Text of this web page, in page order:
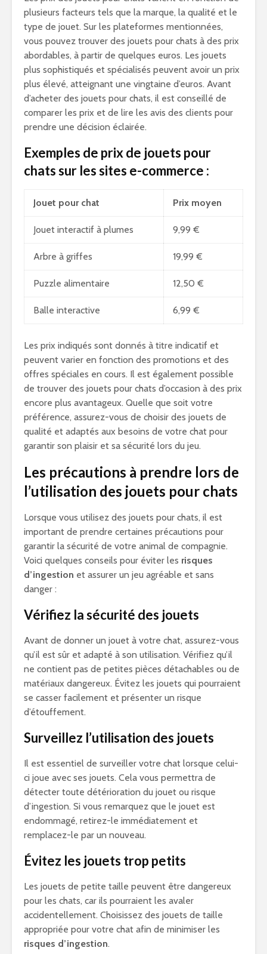
plusieurs facteurs tels que la marque, la qualité et le
type de jouet. Sur les plateformes mentionnées,
vous pouvez trouver des jouets pour chats à des prix
abordables, à partir de quelques euros. Les jouets
plus sophistiqués et spécialisés peuvent avoir un prix
plus élevé, atteignant une vingtaine d’euros. Avant
d’acheter des jouets pour chats, il est conseillé de
comparer les prix et de lire les avis des clients pour
prendre une décision éclairée.
Exemples de prix de jouets pour
chats sur les sites e-commerce :
Jouet pour chat Prix moyen
Jouet interactif à plumes 9,99 €
Arbre à griffes 19,99 €
Puzzle alimentaire 12,50 €
Balle interactive 6,99 €
Les prix indiqués sont donnés à titre indicatif et
peuvent varier en fonction des promotions et des
offres spéciales en cours. Il est également possible
de trouver des jouets pour chats d’occasion à des prix
encore plus avantageux. Quelle que soit votre
préférence, assurez-vous de choisir des jouets de
qualité et adaptés aux besoins de votre chat pour
garantir son plaisir et sa sécurité lors du jeu.
Les précautions à prendre lors de
l’utilisation des jouets pour chats
Lorsque vous utilisez des jouets pour chats, il est
important de prendre certaines précautions pour
garantir la sécurité de votre animal de compagnie.
Voici quelques conseils pour éviter les risques
d’ingestion et assurer un jeu agréable et sans
danger :
Vérifiez la sécurité des jouets
Avant de donner un jouet à votre chat, assurez-vous
qu’il est sûr et adapté à son utilisation. Vérifiez qu’il
ne contient pas de petites pièces détachables ou de
matériaux dangereux. Évitez les jouets qui pourraient
se casser facilement et présenter un risque
d’étouffement.
Surveillez l’utilisation des jouets
Il est essentiel de surveiller votre chat lorsque celui-
ci joue avec ses jouets. Cela vous permettra de
détecter toute détérioration du jouet ou risque
d’ingestion. Si vous remarquez que le jouet est
endommagé, retirez-le immédiatement et
remplacez-le par un nouveau.
Évitez les jouets trop petits
Les jouets de petite taille peuvent être dangereux
pour les chats, car ils pourraient les avaler
accidentellement. Choisissez des jouets de taille
appropriée pour votre chat afin de minimiser les
risques d’ingestion.